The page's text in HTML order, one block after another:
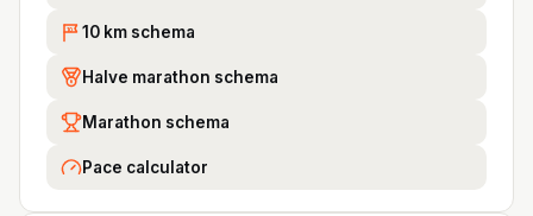
10 10 km schema
Halve marathon schema
Marathon schema
Pace calculator